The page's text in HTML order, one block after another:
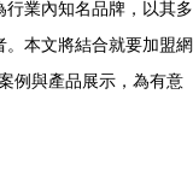
業內知名品牌，以其多
本文將結合就要加盟網
例與產品展示，為有意